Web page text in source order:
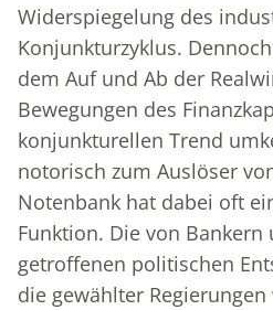
Widerspiegelung des
Konjunkturzyklus.
dem Auf und Ab der
Bewegungen des
konjunkturellen Trend
notorisch zum Auslöser
Notenbank hat dabei oft
Funktion. Die von
getroffenen politischen
die gewählter